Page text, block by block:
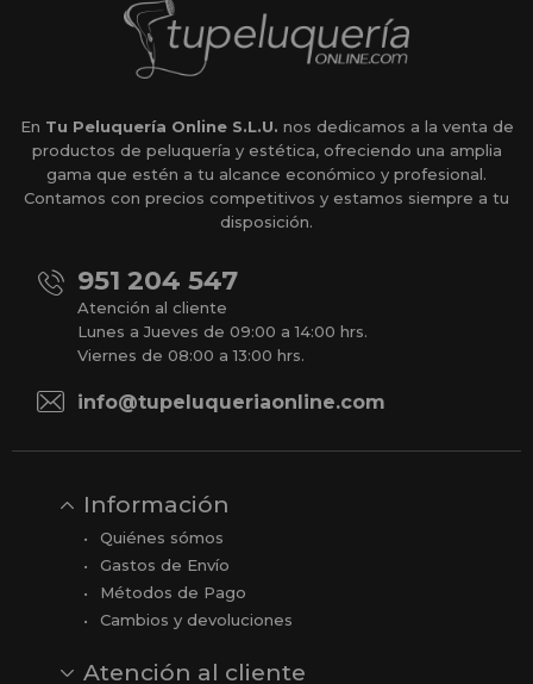
En Tu Peluquería Online S.L.U. nos dedicamos a la venta de
productos de peluquería y estética, ofreciendo una amplia
gama que estén a tu alcance económico y profesional.
Contamos con precios competitivos y estamos siempre a tu
disposición.
951 204 547
Atención al cliente
Lunes a Jueves de 09:00 a 14:00 hrs.
Viernes de 08:00 a 13:00 hrs.
info@tupeluqueriaonline.com
Información
Quiénes sómos
Gastos de Envío
Métodos de Pago
Cambios y devoluciones
Atención al cliente